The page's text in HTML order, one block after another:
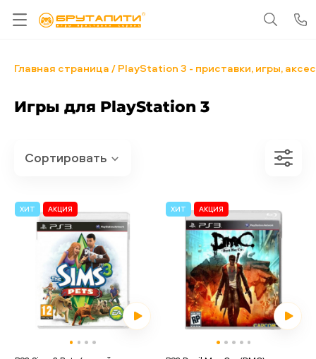
Главная страница PlayStation 3 - приставки, игры,
Игры для PlayStation 3
ХИТ АКЦИЯ ХИТ АКЦИЯ